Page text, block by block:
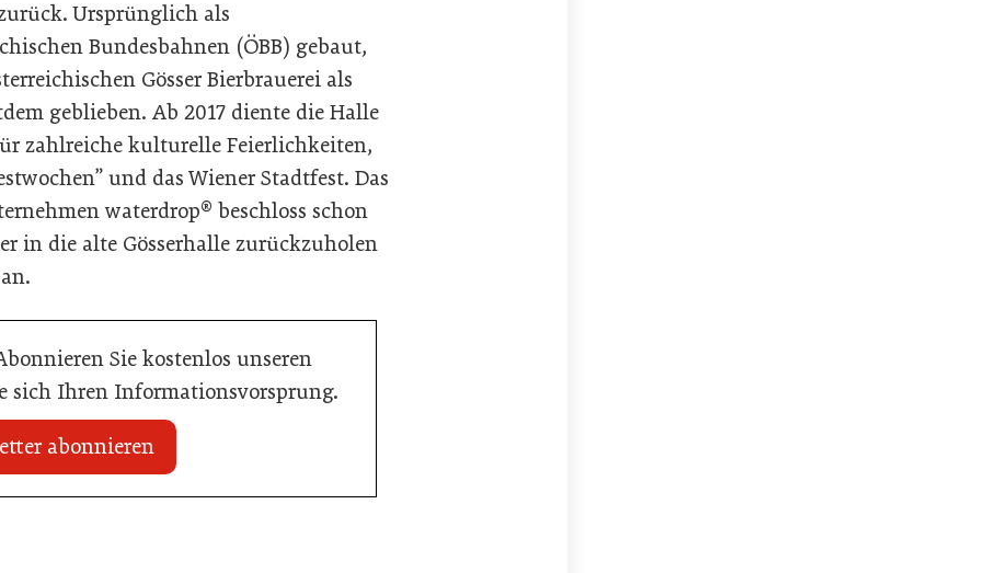
Ursprünglich als
Bundesbahnen (ÖBB) gebaut,
Gösser Bierbrauerei als
geblieben. Ab 2017 diente die Halle
zahlreiche kulturelle Feierlichkeiten,
und das Wiener Stadtfest. Das
waterdrop® beschloss schon
in die alte Gösserhalle zurückzuholen
Sie kostenlos unseren
sich Ihren Informationsvorsprung.
abonnieren